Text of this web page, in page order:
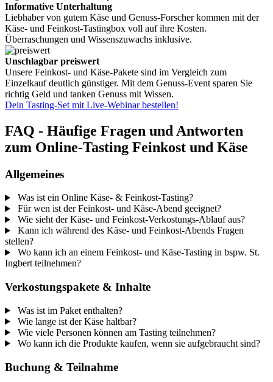
Informative Unterhaltung
Liebhaber von gutem Käse und Genuss-Forscher kommen mit der
Käse- und Feinkost-Tastingbox voll auf ihre Kosten.
Überraschungen und Wissenszuwachs inklusive.
Unschlagbar preiswert
Unsere Feinkost- und Käse-Pakete sind im Vergleich zum
Einzelkauf deutlich günstiger. Mit dem Genuss-Event sparen Sie
richtig Geld und tanken Genuss mit Wissen.
Dein Tasting-Set mit Live-Webinar bestellen!
FAQ - Häufige Fragen und Antworten
zum Online-Tasting Feinkost und Käse
Allgemeines
Was ist ein Online Käse- & Feinkost-Tasting?
Für wen ist der Feinkost- und Käse-Abend geeignet?
Wie sieht der Käse- und Feinkost-Verkostungs-Ablauf aus?
Kann ich während des Käse- und Feinkost-Abends Fragen
stellen?
Wo kann ich an einem Feinkost- und Käse-Tasting in bspw. St.
Ingbert teilnehmen?
Verkostungspakete & Inhalte
Was ist im Paket enthalten?
Wie lange ist der Käse haltbar?
Wie viele Personen können am Tasting teilnehmen?
Wo kann ich die Produkte kaufen, wenn sie aufgebraucht sind?
Buchung & Teilnahme